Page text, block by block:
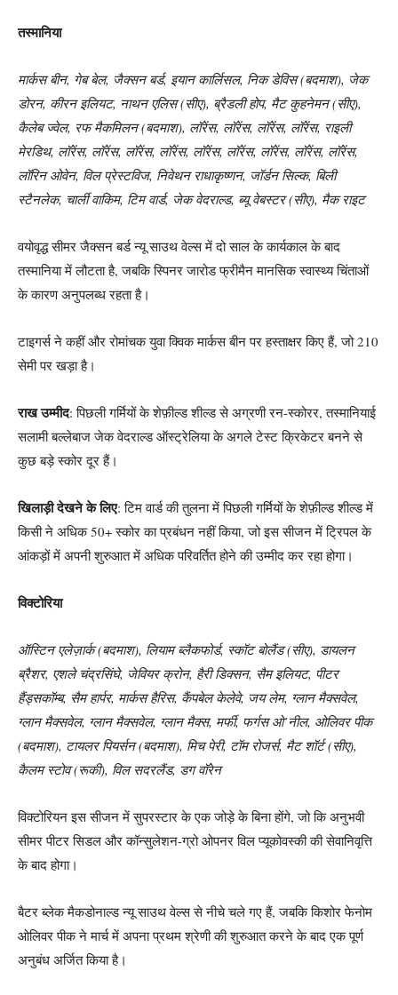
तस्मानिया
मार्कस बीन, गेब बेल, जैक्सन बर्ड, इयान कार्लिसल, निक डेविस (बदमाश), जेक
डोरन, कीरन इलियट, नाथन एलिस (सीए), ब्रैडली होप, मैट कुहनेमन (सीए),
कैलेब ज्वेल, रफ मैकमिलन (बदमाश), लॉरेंस, लॉरेंस, लॉरेंस, लॉरेंस, राइली
मेरडिथ, लॉरेंस, लॉरेंस, लॉरेंस, लॉरेंस, लॉरेंस, लॉरेंस, लॉरेंस, लॉरेंस, लॉरेंस,
लॉरिन ओवेन, विल प्रेस्टविज, निवेथन राधाकृष्णन, जॉर्डन सिल्क, बिली
स्टैनलेक, चार्ली वाकिम, टिम वार्ड, जेक वेदराल्ड, ब्यू वेबस्टर (सीए), मैक राइट
वयोवृद्ध सीमर जैक्सन बर्ड न्यू साउथ वेल्स में दो साल के कार्यकाल के बाद
तस्मानिया में लौटता है, जबकि स्पिनर जारोड फ्रीमैन मानसिक स्वास्थ्य चिंताओं
के कारण अनुपलब्ध रहता है।
टाइगर्स ने कहीं और रोमांचक युवा क्विक मार्कस बीन पर हस्ताक्षर किए हैं, जो 210
सेमी पर खड़ा है।
राख उम्मीद: पिछली गर्मियों के शेफ़ील्ड शील्ड से अग्रणी रन-स्कोरर, तस्मानियाई
सलामी बल्लेबाज जेक वेदराल्ड ऑस्ट्रेलिया के अगले टेस्ट क्रिकेटर बनने से
कुछ बड़े स्कोर दूर हैं।
खिलाड़ी देखने के लिए: टिम वार्ड की तुलना में पिछली गर्मियों के शेफ़ील्ड शील्ड में
किसी ने अधिक 50+ स्कोर का प्रबंधन नहीं किया, जो इस सीजन में ट्रिपल के
आंकड़ों में अपनी शुरुआत में अधिक परिवर्तित होने की उम्मीद कर रहा होगा।
विक्टोरिया
ऑस्टिन एलेज़ार्क (बदमाश), लियाम ब्लैकफोर्ड, स्कॉट बोलैंड (सीए), डायलन
ब्रैशर, एशले चंद्रसिंघे, जेवियर क्रोन, हैरी डिक्सन, सैम इलियट, पीटर
हैंड्सकॉम्ब, सैम हार्पर, मार्कस हैरिस, कैंपबेल केलेवे, जय लेम, ग्लान मैक्सवेल,
ग्लान मैक्सवेल, ग्लान मैक्सवेल, ग्लान मैक्स, मर्फी, फर्गस ओ’नील, ओलिवर पीक
(बदमाश), टायलर पियर्सन (बदमाश), मिच पेरी, टॉम रोजर्स, मैट शॉर्ट (सीए),
कैलम स्टोव (रूकी), विल सदरलैंड, डग वॉरेन
विक्टोरियन इस सीजन में सुपरस्टार के एक जोड़े के बिना होंगे, जो कि अनुभवी
सीमर पीटर सिडल और कॉन्सुलेशन-ग्रो ओपनर विल प्यूकोवस्की की सेवानिवृत्ति
के बाद होगा।
बैटर ब्लेक मैकडोनाल्ड न्यू साउथ वेल्स से नीचे चले गए हैं, जबकि किशोर फेनोम
ओलिवर पीक ने मार्च में अपना प्रथम श्रेणी की शुरुआत करने के बाद एक पूर्ण
अनुबंध अर्जित किया है।